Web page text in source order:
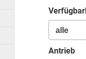
Antrieb